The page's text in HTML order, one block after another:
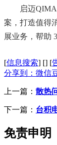
启迈QIMA是
案，打造值得
展业务，帮助
[信息搜索] [] [
分享到： 微信
上一篇： 散热
下一篇： 台积
免责申明